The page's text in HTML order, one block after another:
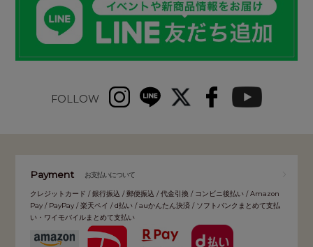
FOLLOW
Payment お支払いについて
クレジットカード / 銀行振込 / 郵便振込 / 代金引換 / コンビニ後払い / Amazon
Pay / PayPay / 楽天ペイ / d払い / auかんたん決済 / ソフトバンクまとめて支払
い・ワイモバイルまとめて支払い